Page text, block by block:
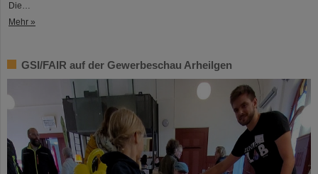
Die…
Mehr »
GSI/FAIR auf der Gewerbeschau Arheilgen